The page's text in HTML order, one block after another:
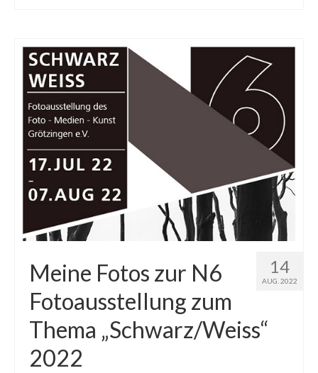
14
AUG. 2022
Meine Fotos zur N6
Fotoausstellung zum
Thema „Schwarz/Weiss“
2022